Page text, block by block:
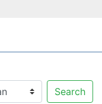
Search